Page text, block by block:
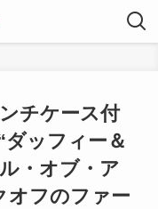
チケース付
ッフィー＆
・オブ・ア
オフのファー